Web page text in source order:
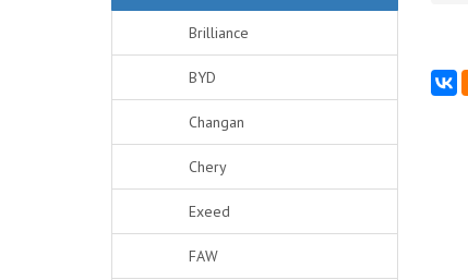
Brilliance
BYD
Changan
Chery
Exeed
FAW